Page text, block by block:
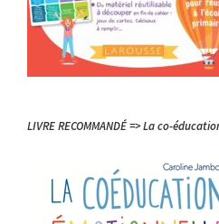
LIVRE RECOMMANDÉ => La co-